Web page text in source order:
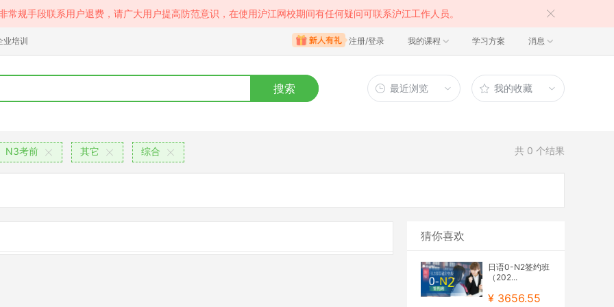
常规手段联系用户退费，请广大用户提高防范意识，在使用沪江网校期间有任何疑问可联系沪江工作人员。
业培训 注册/登录 我的课程 学习方案 消息
搜索 最近浏览 我的收藏
N3考前 其它 综合 共 0 个结果
猜你喜欢
日语0-N2签约班
（202...
¥ 3656.55